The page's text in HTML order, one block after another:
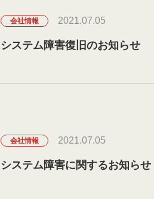
会社情報 2021.07.05
システム障害復旧のお知らせ
会社情報 2021.07.05
システム障害に関するお知らせ